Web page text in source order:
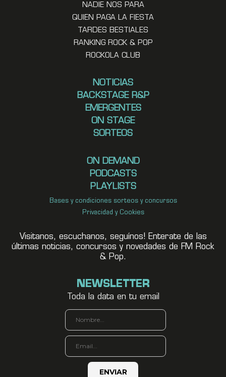
NADIE NOS PARA
QUIEN PAGA LA FIESTA
TARDES BESTIALES
RANKING ROCK & POP
ROCKOLA CLUB
NOTICIAS
BACKSTAGE R&P
EMERGENTES
ON STAGE
SORTEOS
ON DEMAND
PODCASTS
PLAYLISTS
Bases y condiciones sorteos y concursos
Privacidad y Cookies
Visitanos, escuchanos, seguínos! Enterate de las
últimas noticias, concursos y novedades de FM Rock
& Pop.
NEWSLETTER
Toda la data en tu email